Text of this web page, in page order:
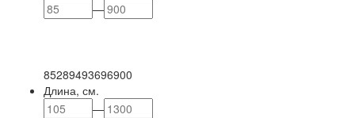
—
85289493696900
Длина, см.
—